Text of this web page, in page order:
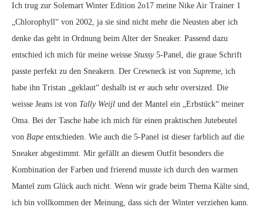
Ich trug zur Solemart Winter Edition 2o17 meine Nike Air Trainer 1
„Chlorophyll“ von 2002, ja sie sind nicht mehr die Neusten aber ich
denke das geht in Ordnung beim Alter der Sneaker. Passend dazu
entschied ich mich für meine weisse Stussy5-Panel, die graue Schrift
passte perfekt zu den Sneakern. Der Crewneck ist von Supreme , ich
habe ihn Tristan „geklaut“ deshalb ist er auch sehr oversized. Die
weisse Jeans ist von Tally Weijl und der Mantel ein „Erbstück“ meiner
Oma. Bei der Tasche habe ich mich für einen praktischen Jutebeutel
von Bape entschieden. Wie auch die 5-Panel ist dieser farblich auf die
Sneaker abgestimmt. Mir gefällt an diesem Outfit besonders die
Kombination der Farben und frierend musste ich durch den warmen
Mantel zum Glück auch nicht. Wenn wir grade beim Thema Kälte sind,
ich bin vollkommen der Meinung, dass sich der Winter verziehen kann.